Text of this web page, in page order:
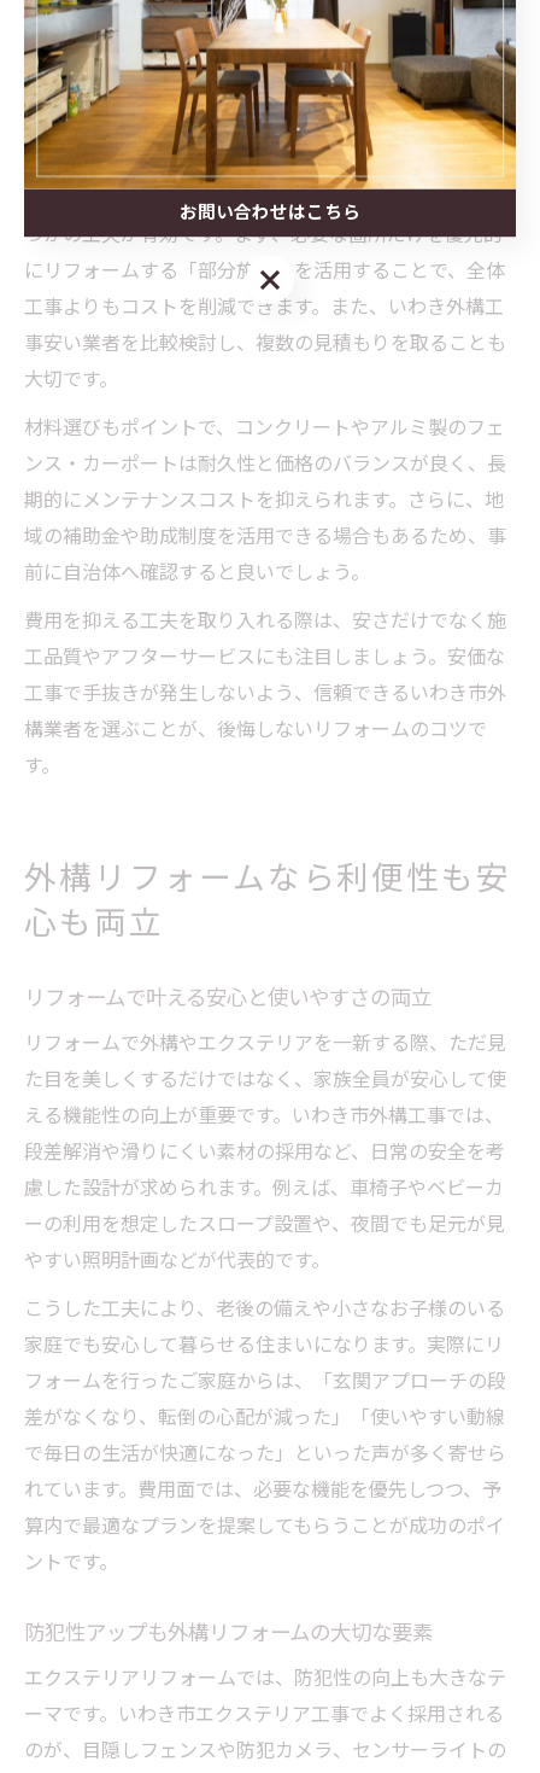
料相談や現地調査を活用し、自宅に合った最適な外構プ
ランを見つけることが、満足度の高いリフォームへの近
道です。
費用を抑えたエクステリア工事の工夫術
エクステリアリフォームの費用を抑えるためには、いく
つかの工夫が有効です。まず、必要な箇所だけを優先的
にリフォームする「部分施工」を活用することで、全体
工事よりもコストを削減できます。また、いわき外構工
事安い業者を比較検討し、複数の見積もりを取ることも
大切です。
材料選びもポイントで、コンクリートやアルミ製のフェ
ンス・カーポートは耐久性と価格のバランスが良く、長
期的にメンテナンスコストを抑えられます。さらに、地
域の補助金や助成制度を活用できる場合もあるため、事
前に自治体へ確認すると良いでしょう。
費用を抑える工夫を取り入れる際は、安さだけでなく施
工品質やアフターサービスにも注目しましょう。安価な
工事で手抜きが発生しないよう、信頼できるいわき市外
構業者を選ぶことが、後悔しないリフォームのコツで
す。
外構リフォームなら利便性も安
心も両立
リフォームで叶える安心と使いやすさの両立
リフォームで外構やエクステリアを一新する際、ただ見
た目を美しくするだけではなく、家族全員が安心して使
える機能性の向上が重要です。いわき市外構工事では、
段差解消や滑りにくい素材の採用など、日常の安全を考
慮した設計が求められます。例えば、車椅子やベビーカ
ーの利用を想定したスロープ設置や、夜間でも足元が見
やすい照明計画などが代表的です。
こうした工夫により、老後の備えや小さなお子様のいる
家庭でも安心して暮らせる住まいになります。実際にリ
フォームを行ったご家庭からは、「玄関アプローチの段
差がなくなり、転倒の心配が減った」「使いやすい動線
で毎日の生活が快適になった」といった声が多く寄せら
れています。費用面では、必要な機能を優先しつつ、予
算内で最適なプランを提案してもらうことが成功のポイ
ントです。
防犯性アップも外構リフォームの大切な要素
エクステリアリフォームでは、防犯性の向上も大きなテ
ーマです。いわき市エクステリア工事でよく採用される
のが、目隠しフェンスや防犯カメラ、センサーライトの
お問い合わせはこちら
お問い合わせはこちら